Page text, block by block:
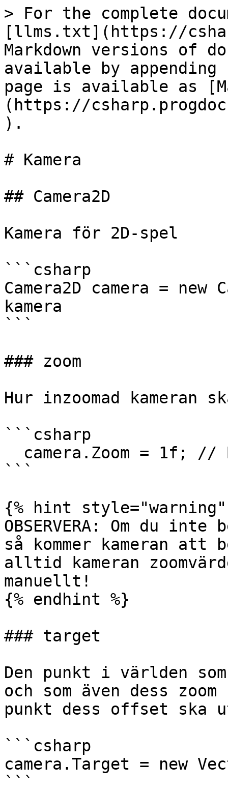
> For the complete
[llms.txt](https://
Markdown versions of
available by
page is available as
(https://
).
# Kamera
## Camera2D
Kamera för 2D-spel
```csharp
Camera2D camera =
kamera
```
### zoom
Hur inzoomad kameran
```csharp
```
{% hint style="warning"
OBSERVERA: Om du
så kommer kameran
alltid kameran
manuellt!
{% endhint %}
### target
Den punkt i världen
och som även dess
punkt dess offset ska
```csharp
camera.Target = new
```